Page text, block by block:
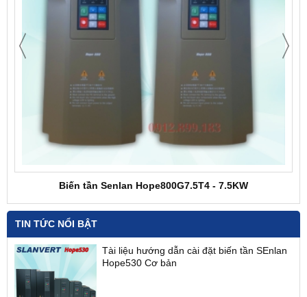
Biến tần Senlan Hope800G7.5T4 - 7.5KW
TIN TỨC NỔI BẬT
Tài liệu hướng dẫn cài đặt biến tần SEnlan
Hope530 Cơ bản